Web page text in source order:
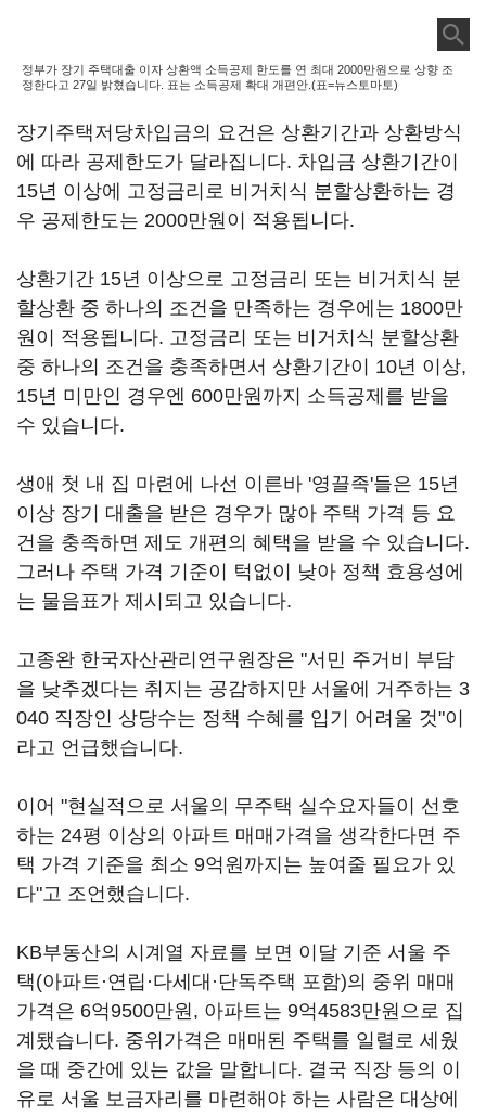
정부가 장기 주택대출 이자 상환액 소득공제 한도를 연 최대 2000만원으로 상향 조
정한다고 27일 밝혔습니다. 표는 소득공제 확대 개편안.(표=뉴스토마토)
장기주택저당차입금의 요건은 상환기간과 상환방식
에 따라 공제한도가 달라집니다. 차입금 상환기간이
15년 이상에 고정금리로 비거치식 분할상환하는 경
우 공제한도는 2000만원이 적용됩니다.
상환기간 15년 이상으로 고정금리 또는 비거치식 분
할상환 중 하나의 조건을 만족하는 경우에는 1800만
원이 적용됩니다. 고정금리 또는 비거치식 분할상환
중 하나의 조건을 충족하면서 상환기간이 10년 이상,
15년 미만인 경우엔 600만원까지 소득공제를 받을
수 있습니다.
생애 첫 내 집 마련에 나선 이른바 '영끌족'들은 15년
이상 장기 대출을 받은 경우가 많아 주택 가격 등 요
건을 충족하면 제도 개편의 혜택을 받을 수 있습니다.
그러나 주택 가격 기준이 턱없이 낮아 정책 효용성에
는 물음표가 제시되고 있습니다.
고종완 한국자산관리연구원장은 "서민 주거비 부담
을 낮추겠다는 취지는 공감하지만 서울에 거주하는 3
040 직장인 상당수는 정책 수혜를 입기 어려울 것"이
라고 언급했습니다.
이어 "현실적으로 서울의 무주택 실수요자들이 선호
하는 24평 이상의 아파트 매매가격을 생각한다면 주
택 가격 기준을 최소 9억원까지는 높여줄 필요가 있
다"고 조언했습니다.
KB부동산의 시계열 자료를 보면 이달 기준 서울 주
택(아파트·연립·다세대·단독주택 포함)의 중위 매매
가격은 6억9500만원, 아파트는 9억4583만원으로 집
계됐습니다. 중위가격은 매매된 주택를 일렬로 세웠
을 때 중간에 있는 값을 말합니다. 결국 직장 등의 이
유로 서울 보금자리를 마련해야 하는 사람은 대상에